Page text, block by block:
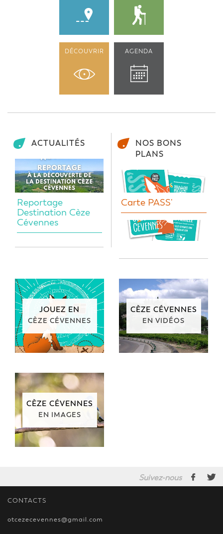
DÉCOUVRIR AGENDA
ACTUALITÉS
Reportage
Destination Cèze
Cévennes
NOS BONS
PLANS
Carte PASS'
JOUEZ EN
CÈZE CÉVENNES
CÈZE CÉVENNES
EN VIDÉOS
CÈZE CÉVENNES
EN IMAGES
Suivez-nous
CONTACTS
otcezecevennes@gmail.com